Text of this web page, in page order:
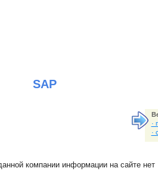
SAP
·
·
компании информации на сайте нет